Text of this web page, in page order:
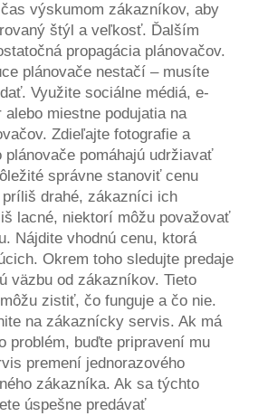
výskumom zákazníkov, aby
štýl a veľkosť. Ďalším
propagácia plánovačov.
plánovače nestačí – musíte
Využite sociálne médiá, e-
miestne podujatia na
Zdieľajte fotografie a
pomáhajú udržiavať
správne stanoviť cenu
drahé, zákazníci ich
lacné, niektorí môžu považovať
Nájdite vhodnú cenu, ktorá
Okrem toho sledujte predaje
väzbu od zákazníkov. Tieto
zistiť, čo funguje a čo nie.
na zákaznícky servis. Ak má
problém, buďte pripravení mu
premení jednorazového
zákazníka. Ak sa týchto
úspešne predávať